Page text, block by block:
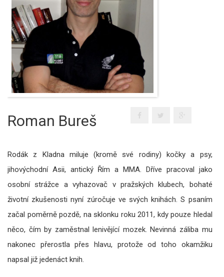
Roman Bureš
Rodák z Kladna miluje (kromě své rodiny) kočky a psy,
jihovýchodní Asii, antický Řím a MMA. Dříve pracoval jako
osobní strážce a vyhazovač v pražských klubech, bohaté
životní zkušenosti nyní zúročuje ve svých knihách. S psaním
začal poměrně pozdě, na sklonku roku 2011, kdy pouze hledal
něco, čím by zaměstnal lenivějící mozek. Nevinná záliba mu
nakonec přerostla přes hlavu, protože od toho okamžiku
napsal již jedenáct knih.